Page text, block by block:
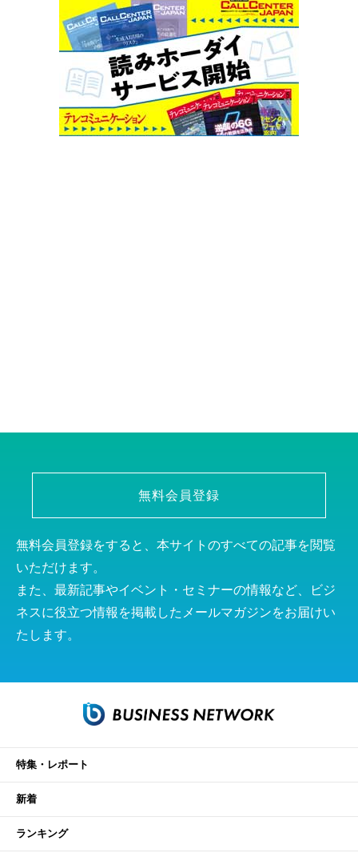
無料会員登録
無料会員登録をすると、本サイトのすべての記事を閲覧
いただけます。
また、最新記事やイベント・セミナーの情報など、ビジ
ネスに役立つ情報を掲載したメールマガジンをお届けい
たします。
特集・レポート
新着
ランキング